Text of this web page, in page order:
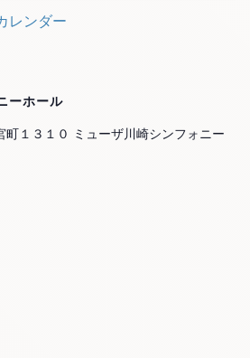
レンダー
ーホール
町１３１０ ミューザ川崎シンフォニー